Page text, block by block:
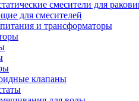
смесители для
для смесителей
и трансформаторы
клапаны